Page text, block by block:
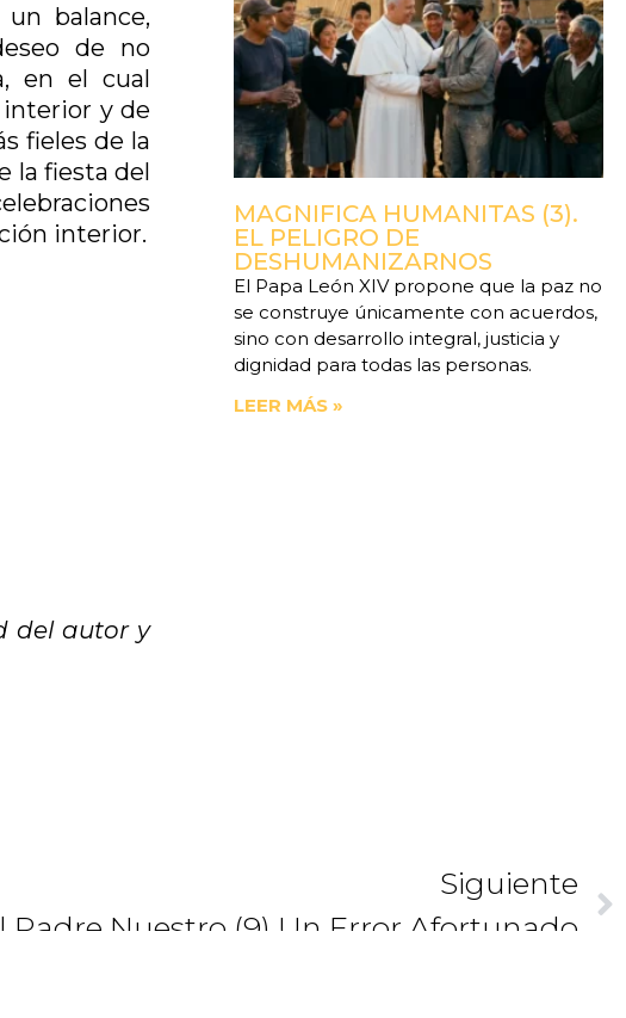
balance,
de no
en el cual
y de
fieles de la
la fiesta del
interior.
del autor y
MAGNIFICA HUMANITAS (3).
EL PELIGRO DE
DESHUMANIZARNOS
El Papa León XIV propone que la paz no
se construye únicamente con acuerdos,
sino con desarrollo integral, justicia y
dignidad para todas las personas.
LEER MÁS »
Siguiente
Padre Nuestro (9) Un Error Afortunado